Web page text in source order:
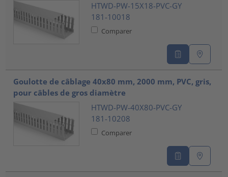
HTWD-PW-15X18-PVC-GY
181-10018
Comparer
Goulotte de câblage 40x80 mm, 2000 mm, PVC, gris,
pour câbles de gros diamètre
HTWD-PW-40X80-PVC-GY
181-10208
Comparer